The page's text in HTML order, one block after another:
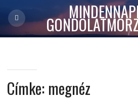
Címke: megnéz